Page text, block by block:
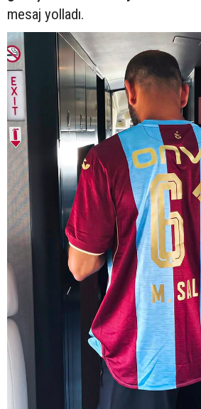
mesaj yolladı.